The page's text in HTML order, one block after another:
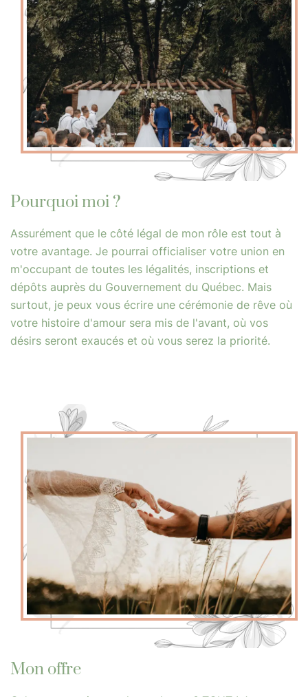
Pourquoi moi ?
Assurément que le côté légal de mon rôle est tout à
votre avantage. Je pourrai officialiser votre union en
m'occupant de toutes les légalités, inscriptions et
dépôts auprès du Gouvernement du Québec. Mais
surtout, je peux vous écrire une cérémonie de rêve où
votre histoire d'amour sera mis de l'avant, où vos
désirs seront exaucés et où vous serez la priorité.
Mon offre